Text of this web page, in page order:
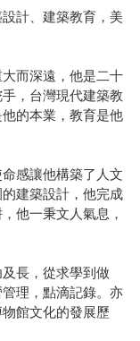
此早就有重刊的念
當前建築之評
的增訂版中，在末
二○○八年所從事
計畫出版了六本叢
家具》與《器
礎工程之一。因
主題，所以我特別
、都市更新、國
築大師柯比意於
術長足進步，機械
義是舒適，包括實
受。這與近年來
計、建築教育，美
而深遠，他是二十
，台灣現代建築教
的本業，教育是他
感讓他構築了人文
建築設計，他完成
他一秉文人氣息，
長，從求學到做
理，點滴記錄。亦
館文化的發展歷